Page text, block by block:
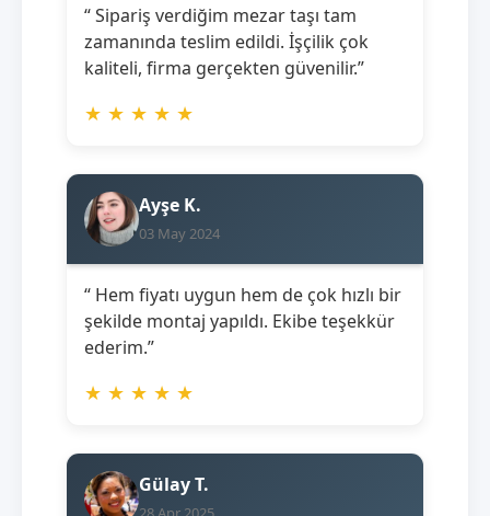
“ Sipariş verdiğim mezar taşı tam
zamanında teslim edildi. İşçilik çok
kaliteli, firma gerçekten güvenilir.”
★ ★ ★ ★ ★
Ayşe K.
03 May 2024
“ Hem fiyatı uygun hem de çok hızlı bir
şekilde montaj yapıldı. Ekibe teşekkür
ederim.”
★ ★ ★ ★ ★
Gülay T.